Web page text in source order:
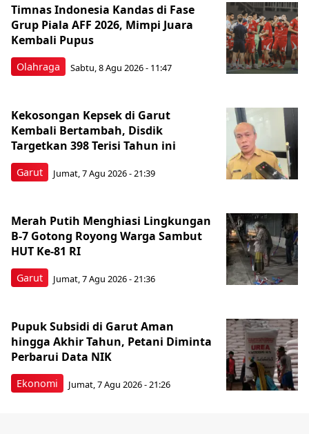
Olahraga
Timnas Indonesia Kandas di Fase
Grup Piala AFF 2026, Mimpi Juara
Kembali Pupus
Sabtu, 8 Agu 2026 - 11:47
Garut
Kekosongan Kepsek di Garut
Kembali Bertambah, Disdik
Targetkan 398 Terisi Tahun ini
Jumat, 7 Agu 2026 - 21:39
Garut
Merah Putih Menghiasi Lingkungan
B-7 Gotong Royong Warga Sambut
HUT Ke-81 RI
Jumat, 7 Agu 2026 - 21:36
Ekonomi
Pupuk Subsidi di Garut Aman
hingga Akhir Tahun, Petani Diminta
Perbarui Data NIK
Jumat, 7 Agu 2026 - 21:26